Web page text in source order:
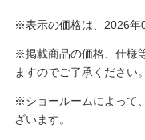
※表示の価格は、2026年
※掲載商品の価格、仕様
ますのでご了承ください。
※ショールームによって
ざいます。